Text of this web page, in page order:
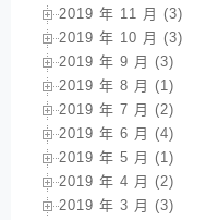
2019 年 11 月 (3)
2019 年 10 月 (3)
2019 年 9 月 (3)
2019 年 8 月 (1)
2019 年 7 月 (2)
2019 年 6 月 (4)
2019 年 5 月 (1)
2019 年 4 月 (2)
2019 年 3 月 (3)